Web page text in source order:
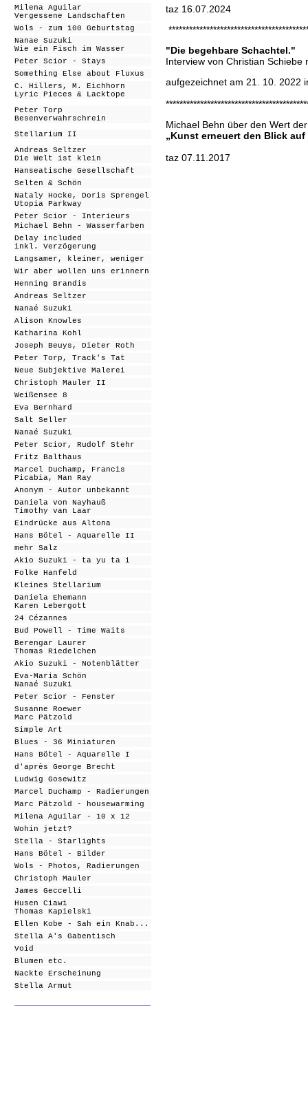
taz 16.07.2024
"Die begehbare Schachtel."
Interview von Christian Schiebe
aufgezeichnet am 21. 10. 2022
Michael Behn über den Wert
„Kunst erneuert den Blick
taz 07.11.2017
Milena Aguilar
Vergessene Landschaften
Wols - zum 100 Geburtstag
Nanae Suzuki
Wie ein Fisch im Wasser
Peter Scior - Stays
Something Else about Fluxus
C. Hillers, M. Eichhorn
Lyric Pieces & Lacktope
Peter Torp
Besenverwahrschrein
Stellarium II
Andreas Seltzer
Die Welt ist klein
Hanseatische Gesellschaft
Selten & Schön
Nataly Hocke, Doris Sprengel
Utopia Parkway
Peter Scior - Interieurs
Michael Behn - Wasserfarben
Delay included
inkl. Verzögerung
Langsamer, kleiner, weniger
Wir aber wollen uns erinnern
Henning Brandis
Andreas Seltzer
Nanaé Suzuki
Alison Knowles
Katharina Kohl
Joseph Beuys, Dieter Roth
Peter Torp, Track's Tat
Neue Subjektive Malerei
Christoph Mauler II
Weißensee 8
Eva Bernhard
Salt Seller
Nanaé Suzuki
Peter Scior, Rudolf Stehr
Fritz Balthaus
Marcel Duchamp, Francis
Picabia, Man Ray
Anonym - Autor unbekannt
Daniela von Nayhauß
Timothy van Laar
Eindrücke aus Altona
Hans Bötel - Aquarelle II
mehr Salz
Akio Suzuki - ta yu ta i
Folke Hanfeld
Kleines Stellarium
Daniela Ehemann
Karen Lebergott
24 Cézannes
Bud Powell - Time Waits
Berengar Laurer
Thomas Riedelchen
Akio Suzuki - Notenblätter
Eva-Maria Schön
Nanaé Suzuki
Peter Scior - Fenster
Susanne Roewer
Marc Pätzold
Simple Art
Blues - 36 Miniaturen
Hans Bötel - Aquarelle I
d'après George Brecht
Ludwig Gosewitz
Marcel Duchamp - Radierungen
Marc Pätzold - housewarming
Milena Aguilar - 10 x 12
Wohin jetzt?
Stella - Starlights
Hans Bötel - Bilder
Wols - Photos, Radierungen
Christoph Mauler
James Geccelli
Husen Ciawi
Thomas Kapielski
Ellen Kobe - Sah ein Knab...
Stella A's Gabentisch
Void
Blumen etc.
Nackte Erscheinung
Stella Armut